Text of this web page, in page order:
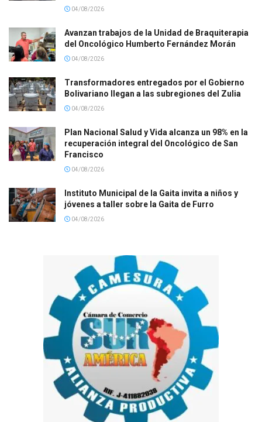
04/08/2026
Avanzan trabajos de la Unidad de Braquiterapia
del Oncológico Humberto Fernández Morán
04/08/2026
Transformadores entregados por el Gobierno
Bolivariano llegan a las subregiones del Zulia
04/08/2026
Plan Nacional Salud y Vida alcanza un 98% en la
recuperación integral del Oncológico de San
Francisco
04/08/2026
Instituto Municipal de la Gaita invita a niños y
jóvenes a taller sobre la Gaita de Furro
04/08/2026